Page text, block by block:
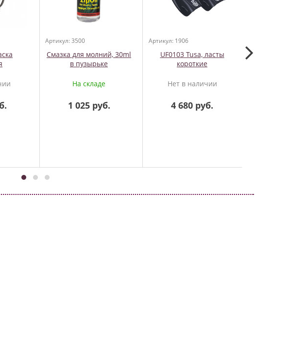
Артикул: 3500
Смазка для молний, 30ml
в пузырьке
На складе
1 025 руб.
Артикул: 1906
UF0103 Tusa, ласты
короткие
Нет в наличии
4 680 руб.
EverDry 4